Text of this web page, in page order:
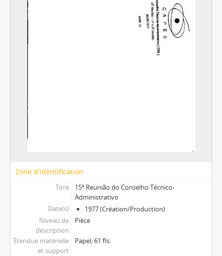
Zone d'identification
Titre
15ª Reunião do Conselho Técnico-
Administrativo
Date(s)
1977 (Création/Production)
Niveau de
description
Pièce
Étendue matérielle
et support
Papel; 61 fls.